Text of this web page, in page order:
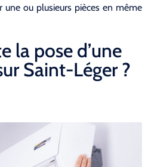
une ou plusieurs pièces en même
la pose d’une
Saint-Léger ?